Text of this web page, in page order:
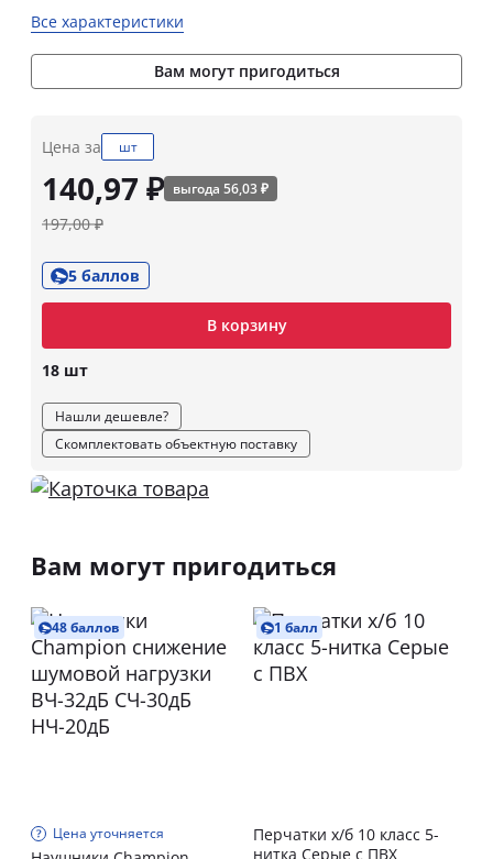
Все характеристики
Вам могут пригодиться
Цена за шт
140,97 ₽ выгода 56,03 ₽
197,00 ₽
5 баллов
В корзину
18 шт
Нашли дешевле?
Скомплектовать объектную поставку
Вам могут пригодиться
48 баллов
Цена уточняется
1 балл
Перчатки х/б 10 класс 5-
нитка Серые с ПВХ